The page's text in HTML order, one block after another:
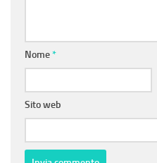
Nome*
Sito web